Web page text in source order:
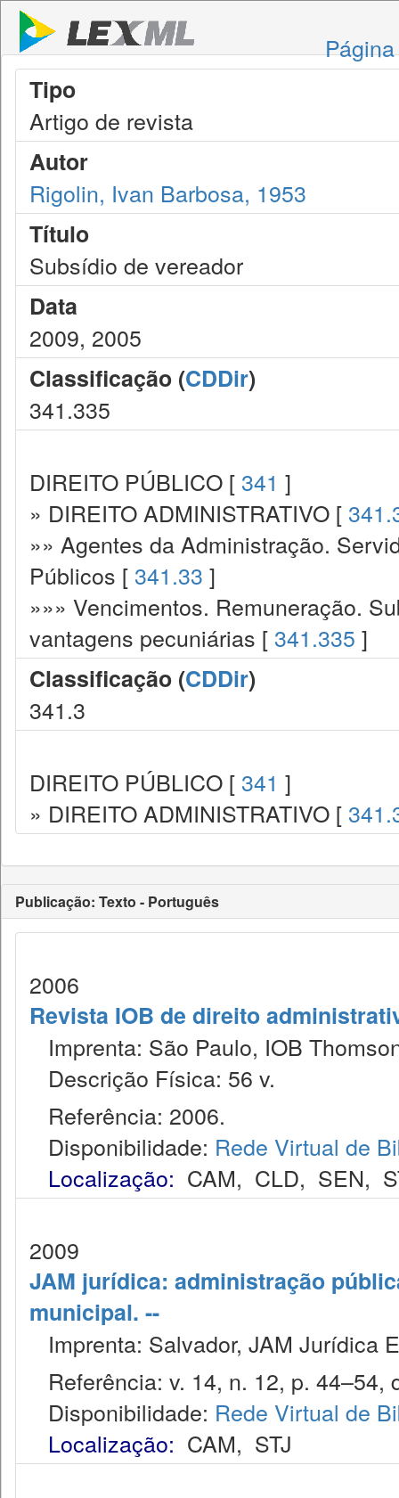
Tipo
Artigo de revista
Autor
Rigolin, Ivan Barbosa, 1953
Título
Subsídio de vereador
Data
2009, 2005
Classificação (CDDir)
341.335
DIREITO PÚBLICO [ 341 ]
» DIREITO ADMINISTRATIVO [
»» Agentes da Administração.
Públicos [ 341.33 ]
»»» Vencimentos. Remuneração.
vantagens pecuniárias [ 341.335 ]
Classificação (CDDir)
341.3
DIREITO PÚBLICO [ 341 ]
» DIREITO ADMINISTRATIVO [
Publicação: Texto - Português
2006
Revista IOB de direito
Imprenta: São Paulo, IOB
Descrição Física: 56 v.
Referência: 2006.
Disponibilidade: Rede Virtual de
Localização: CAM, CLD, SEN,
2009
JAM jurídica: administração
municipal. --
Imprenta: Salvador, JAM Jurídica
Referência: v. 14, n. 12, p. 44–54,
Disponibilidade: Rede Virtual de
Localização: CAM, STJ